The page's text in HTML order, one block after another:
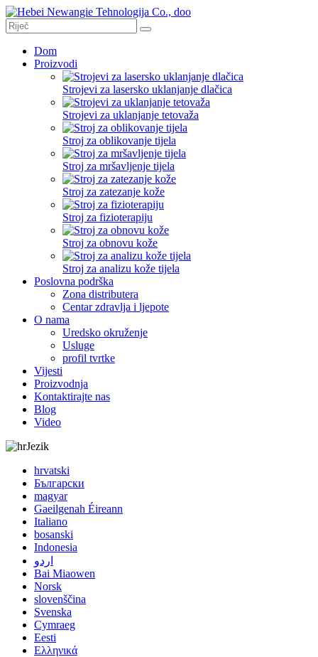
Dom
Proizvodi
Strojevi za lasersko uklanjanje dlačica
Strojevi za uklanjanje tetovaža
Stroj za oblikovanje tijela
Stroj za mršavljenje tijela
Stroj za zatezanje kože
Stroj za fizioterapiju
Stroj za obnovu kože
Stroj za analizu kože tijela
Poslovna podrška
Zona distributera
Centar zdravlja i ljepote
O nama
Uredsko okruženje
Usluge
profil tvrtke
Vijesti
Proizvodnja
Kontaktirajte nas
Blog
Video
Jezik
hrvatski
Български
magyar
Gaeilgenah Éireann
Italiano
bosanski
Indonesia
اردو
Bai Miaowen
Norsk
slovenščina
Svenska
Cymraeg
Eesti
Ελληνικά